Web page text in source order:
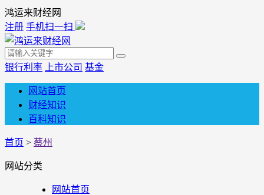
鸿运来财经网
注册 手机扫一扫
银行利率 上市公司 基金
网站首页
财经知识
百科知识
首页 > 蔡州
网站分类
网站首页